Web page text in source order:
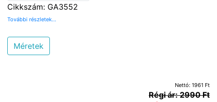
Cikkszám: GA3552
További részletek...
Méretek
Nettó: 1961 Ft
Régi ár: 2990 Ft